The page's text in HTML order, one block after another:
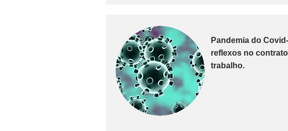
Pandemia do
reflexos no
trabalho.